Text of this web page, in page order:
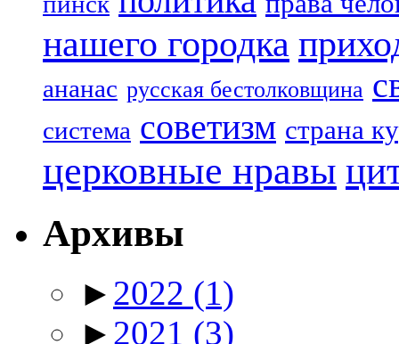
нашего городка
ананас русская бестолковщина
система советизм страна
церковные нравы
Архивы
► 2022 (1)
► 2021 (3)